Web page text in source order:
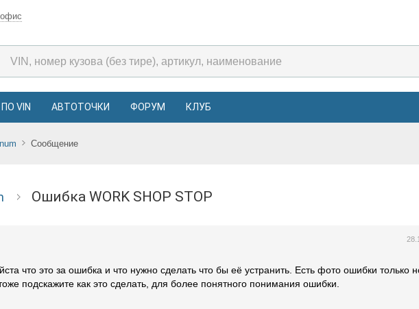
VIN АВТОТОЧКИ ФОРУМ КЛУБ
Сообщение
Ошибка WORK SHOP STOP
что это за ошибка и что нужно сделать что бы её устранить. Есть фото ошибки только
подскажите как это сделать, для более понятного понимания ошибки.